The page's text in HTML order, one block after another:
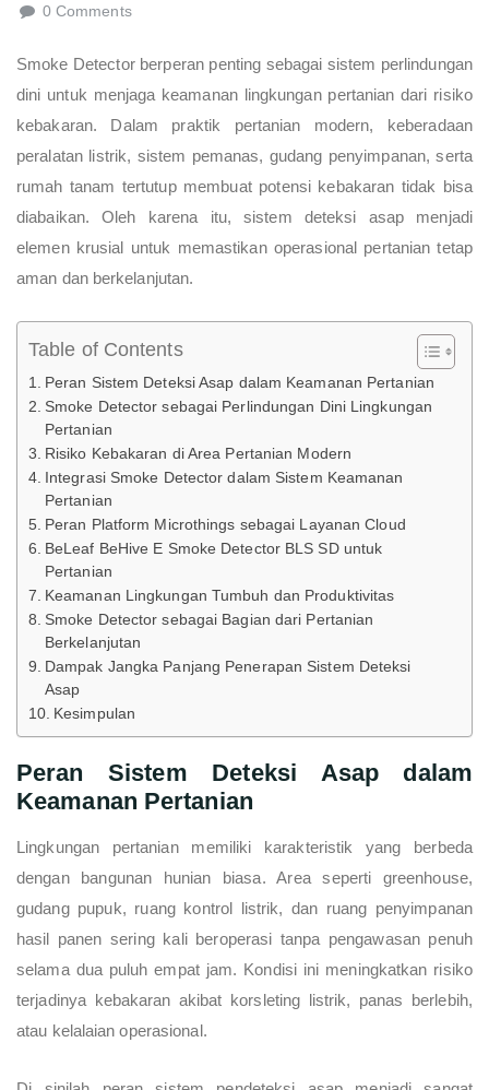
0 Comments
Smoke Detector berperan penting sebagai sistem perlindungan
dini untuk menjaga keamanan lingkungan pertanian dari risiko
kebakaran. Dalam praktik pertanian modern, keberadaan
peralatan listrik, sistem pemanas, gudang penyimpanan, serta
rumah tanam tertutup membuat potensi kebakaran tidak bisa
diabaikan. Oleh karena itu, sistem deteksi asap menjadi
elemen krusial untuk memastikan operasional pertanian tetap
aman dan berkelanjutan.
Table of Contents
Peran Sistem Deteksi Asap dalam Keamanan Pertanian
Smoke Detector sebagai Perlindungan Dini Lingkungan
Pertanian
Risiko Kebakaran di Area Pertanian Modern
Integrasi Smoke Detector dalam Sistem Keamanan
Pertanian
Peran Platform Microthings sebagai Layanan Cloud
BeLeaf BeHive E Smoke Detector BLS SD untuk
Pertanian
Keamanan Lingkungan Tumbuh dan Produktivitas
Smoke Detector sebagai Bagian dari Pertanian
Berkelanjutan
Dampak Jangka Panjang Penerapan Sistem Deteksi
Asap
Kesimpulan
Peran Sistem Deteksi Asap dalam
Keamanan Pertanian
Lingkungan pertanian memiliki karakteristik yang berbeda
dengan bangunan hunian biasa. Area seperti greenhouse,
gudang pupuk, ruang kontrol listrik, dan ruang penyimpanan
hasil panen sering kali beroperasi tanpa pengawasan penuh
selama dua puluh empat jam. Kondisi ini meningkatkan risiko
terjadinya kebakaran akibat korsleting listrik, panas berlebih,
atau kelalaian operasional.